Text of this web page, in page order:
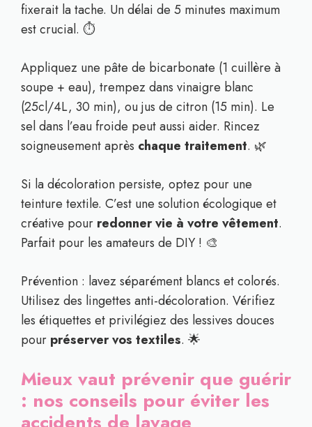
fixerait la tache. Un délai de 5 minutes maximum
est crucial. ⏱️
Appliquez une pâte de bicarbonate (1 cuillère à
soupe + eau), trempez dans vinaigre blanc
(25cl/4L, 30 min), ou jus de citron (15 min). Le
sel dans l’eau froide peut aussi aider. Rincez
soigneusement après chaque traitement. 🌿
Si la décoloration persiste, optez pour une
teinture textile. C’est une solution écologique et
créative pour redonner vie à votre vêtement.
Parfait pour les amateurs de DIY ! 🎨
Prévention : lavez séparément blancs et colorés.
Utilisez des lingettes anti-décoloration. Vérifiez
les étiquettes et privilégiez des lessives douces
pour préserver vos textiles. 🌟
Mieux vaut prévenir que guérir
: nos conseils pour éviter les